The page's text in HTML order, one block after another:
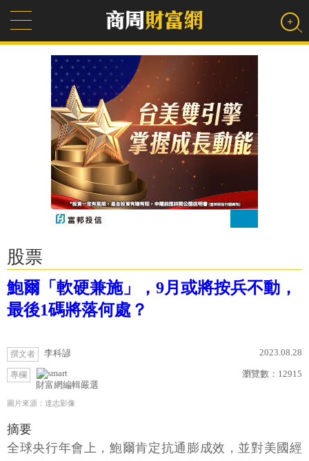
股票
鮑爾「軟硬兼施」，9月或將按兵不動，
最後1碼將落何處？
撰文者 李科諺 2023.08.28
專欄
財富網編輯嚴選
瀏覽數： 12915
圖片來源：達志影像
摘要
全球央行年會上，鮑爾肯定抗通膨成效，並對美國經